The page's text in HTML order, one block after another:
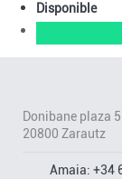
Disponible
Donibane plaza 5.
20800 Zarautz
Amaia: +34